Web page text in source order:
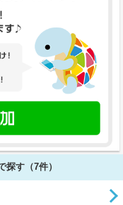
す（7件）